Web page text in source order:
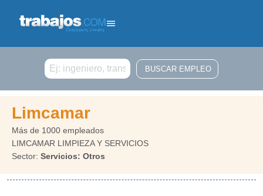
Buscar
Limcamar
Más de 1000 empleados
LIMCAMAR LIMPIEZA Y SERVICIOS
Sector: Servicios: Otros